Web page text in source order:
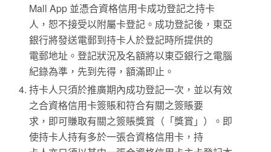
Mall App 並憑合資格信用卡成功登記之持卡
人，恕不接受以附屬卡登記。成功登記後，東亞
銀行將發送電郵到持卡人於登記時所提供的
電郵地址。登記狀況及名額將以東亞銀行之電腦
紀錄為準，先到先得，額滿即止。
持卡人只須於推廣期內成功登記一次，並以有效
之合資格信用卡簽賬和符合有關之簽賬要
求，即可賺取有關之簽賬獎賞（「獎賞」）。即
使持卡人持有多於一張合資格信用卡，持